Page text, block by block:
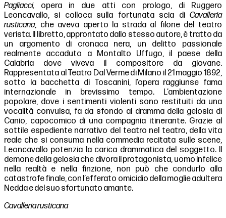
Pagliacci, opera in due atti con prologo, di Ruggero
Leoncavallo, si colloca sulla fortunata scia di Cavalleria
rusticana, che aveva aperto la strada al filone del teatro
verista. Il libretto, approntato dallo stesso autore, è tratto da
un argomento di cronaca nera, un delitto passionale
realmente accaduto a Montalto Uffugo, il paese della
Calabria dove viveva il compositore da giovane.
Rappresentata al Teatro Dal Verme di Milano il 21 maggio 1892,
sotto la bacchetta di Toscanini, l’opera raggiunse fama
internazionale in brevissimo tempo. L’ambientazione
popolare, dove i sentimenti violenti sono restituiti da una
vocalità convulsa, fa da sfondo al dramma della gelosia di
Canio, capocomico di una compagnia itinerante. Grazie al
sottile espediente narrativo del teatro nel teatro, della vita
reale che si consuma nella commedia recitata sulle scene,
Leoncavallo potenzia la carica drammatica del soggetto. Il
demone della gelosia che divora il protagonista, uomo infelice
nella realtà e nella finzione, non può che condurlo alla
catastrofe finale, con l’efferato omicidio della moglie adultera
Nedda e del suo sfortunato amante.
Cavalleria rusticana